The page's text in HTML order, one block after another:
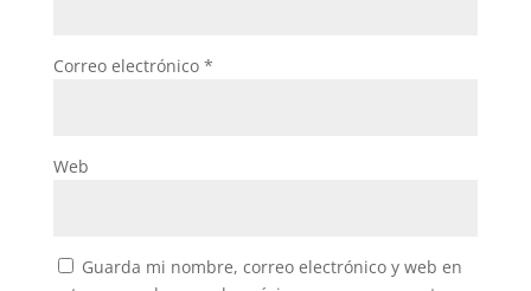
Correo electrónico *
Web
Guarda mi nombre, correo electrónico y web en